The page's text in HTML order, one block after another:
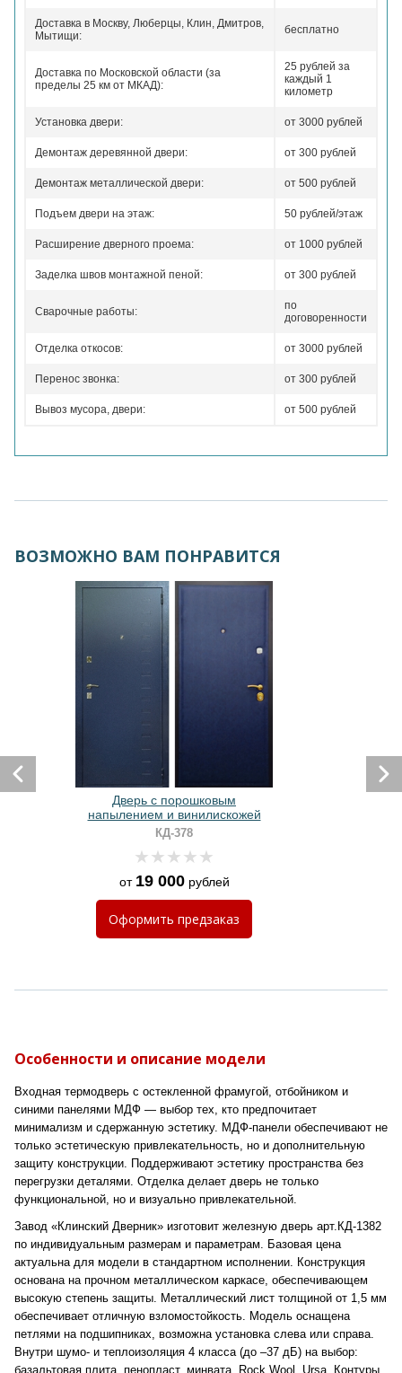
Доставка в Москву, Люберцы, Клин, Дмитров,
Мытищи:
бесплатно
Доставка по Московской области (за
пределы 25 км от МКАД):
25 рублей за
каждый 1
километр
Установка двери: от 3000 рублей
Демонтаж деревянной двери: от 300 рублей
Демонтаж металлической двери: от 500 рублей
Подъем двери на этаж: 50 рублей/этаж
Расширение дверного проема: от 1000 рублей
Заделка швов монтажной пеной: от 300 рублей
Сварочные работы:
по
договоренности
Отделка откосов: от 3000 рублей
Перенос звонка: от 300 рублей
Вывоз мусора, двери: от 500 рублей
ВОЗМОЖНО ВАМ ПОНРАВИТСЯ
Дверь с порошковым
напылением и винилискожей
КД-378
от 19 000рублей
Оформить предзаказ
Особенности и описание модели
Входная термодверь с остекленной фрамугой, отбойником и
синими панелями МДФ — выбор тех, кто предпочитает
минимализм и сдержанную эстетику. МДФ-панели обеспечивают не
только эстетическую привлекательность, но и дополнительную
защиту конструкции. Поддерживают эстетику пространства без
перегрузки деталями. Отделка делает дверь не только
функциональной, но и визуально привлекательной.
Завод «Клинский Дверник» изготовит железную дверь арт.КД-1382
по индивидуальным размерам и параметрам. Базовая цена
актуальна для модели в стандартном исполнении. Конструкция
основана на прочном металлическом каркасе, обеспечивающем
высокую степень защиты. Металлический лист толщиной от 1,5 мм
обеспечивает отличную взломостойкость. Модель оснащена
петлями на подшипниках, возможна установка слева или справа.
Внутри шумо- и теплоизоляция 4 класса (до –37 дБ) на выбор:
базальтовая плита, пенопласт, минвата, Rock Wool, Ursa. Контуры